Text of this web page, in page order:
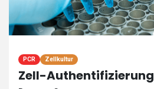
PCR Zellkultur
Zell-Authentifizierung